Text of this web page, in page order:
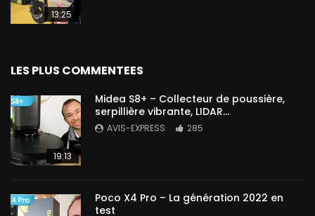
13:25
LES PLUS COMMENTEES
19:13
Midea S8+ – Collecteur de poussière,
serpillière vibrante, LIDAR…
AVIS-EXPRESS 285
Poco X4 Pro – La génération 2022 en
test